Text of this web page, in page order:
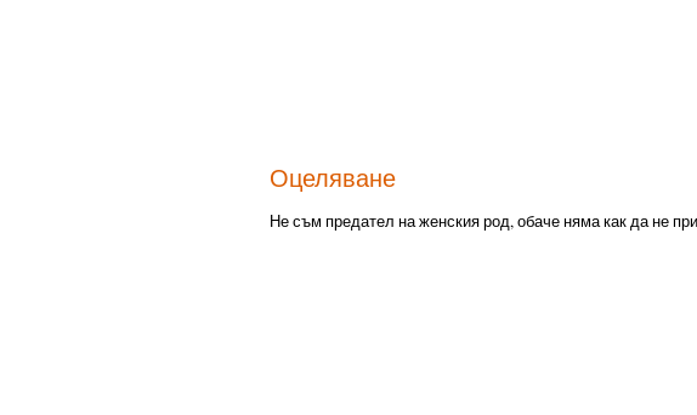
Оцеляване
Не съм предател на женския род, обаче няма как да не